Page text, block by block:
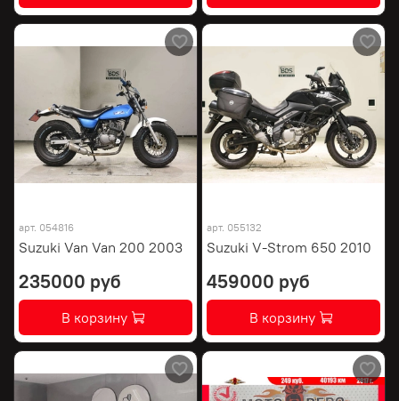
арт. 054816
Suzuki Van Van 200 2003
235000 руб
В корзину
арт. 055132
Suzuki V-Strom 650 2010
459000 руб
В корзину